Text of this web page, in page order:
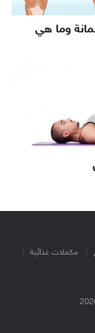
وما هي
مكملات غذائية